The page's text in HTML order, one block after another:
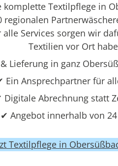
Textilpflege in
Services sorgen wir
Textilien vor Ort
Lieferung in ganz
Ein Ansprechpartner für
Digitale Abrechnung statt
✔ Angebot innerhalb von
Textilpflege in